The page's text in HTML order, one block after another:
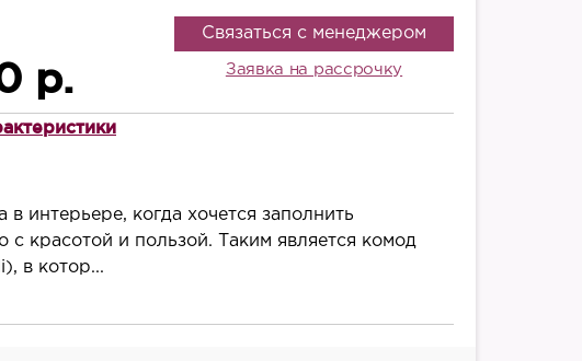
р.
Связаться с менеджером
Заявка на рассрочку
в интерьере, когда хочется заполнить
с красотой и пользой. Таким является комод
в котор...